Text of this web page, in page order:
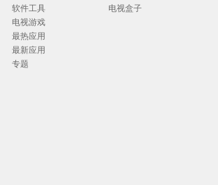
软件工具
电视游戏
最热应用
最新应用
专题
电视盒子